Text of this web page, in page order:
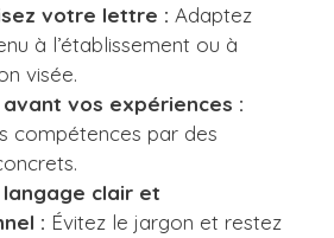
votre lettre : Adaptez
à l’établissement ou à
visée.
vos expériences :
compétences par des
langage clair et
: Évitez le jargon et restez